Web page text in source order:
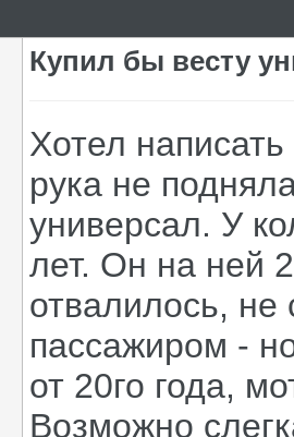
Купил бы весту
Хотел
рука не
универсал. У
лет. Он на ней
отвалилось, не
пассажиром -
от 20го года,
Возможно